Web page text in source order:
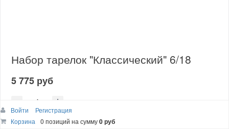
Набор тарелок "Классический" 6/18
5 775 руб
шт
Войти
Регистрация
Корзина
0 позиций на сумму0 руб